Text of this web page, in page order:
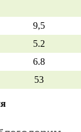
9,5
5.2
6.8
53